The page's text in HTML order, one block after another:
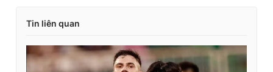
Tin liên quan